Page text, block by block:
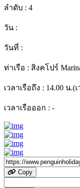
ลำดับ : 4
วัน :
วันที่ :
ท่าเรือ : สิงคโปร์
เวลาเรือถึง : 14.00 น.(
เวลาเรือออก : -
Copy